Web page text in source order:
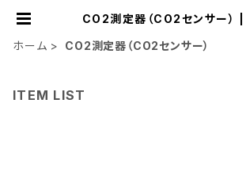
CO2測定器（CO2センサー）
ホーム
CO2測定器（CO2センサー）
ITEM LIST